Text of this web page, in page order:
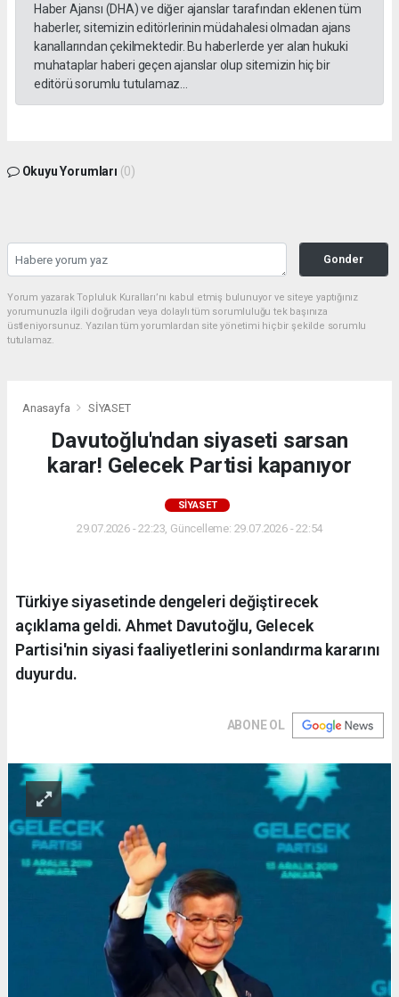
Haber Ajansı (DHA) ve diğer ajanslar tarafından eklenen tüm
haberler, sitemizin editörlerinin müdahalesi olmadan ajans
kanallarından çekilmektedir. Bu haberlerde yer alan hukuki
muhataplar haberi geçen ajanslar olup sitemizin hiç bir
editörü sorumlu tutulamaz...
Okuyu Yorumları (0)
Gonder
Yorum yazarak Topluluk Kuralları’nı kabul etmiş bulunuyor ve siteye yaptığınız
yorumunuzla ilgili doğrudan veya dolaylı tüm sorumluluğu tek başınıza
üstleniyorsunuz. Yazılan tüm yorumlardan site yönetimi hiçbir şekilde sorumlu
tutulamaz.
Anasayfa SİYASET
Davutoğlu'ndan siyaseti sarsan
karar! Gelecek Partisi kapanıyor
SİYASET
29.07.2026 - 22:23, Güncelleme: 29.07.2026 - 22:54
Türkiye siyasetinde dengeleri değiştirecek
açıklama geldi. Ahmet Davutoğlu, Gelecek
Partisi'nin siyasi faaliyetlerini sonlandırma kararını
duyurdu.
ABONE OL